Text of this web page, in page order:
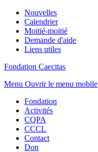
Nouvelles
Calendrier
Moitié-moitié
Demande d'aide
Liens utiles
Fondation Caecitas
Menu Ouvrir le menu mobile
Fondation
Activités
CQPA
CCCL
Contact
Don